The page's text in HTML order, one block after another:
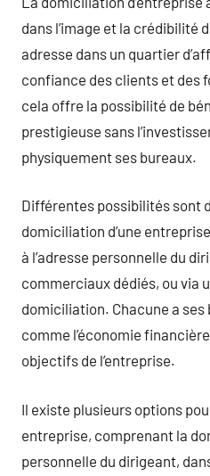
dans l’image et la crédibilité
adresse dans un quartier
confiance des clients et des
cela offre la possibilité de
prestigieuse sans
physiquement ses bureaux.
Différentes possibilités sont
domiciliation d’une
à l’adresse personnelle du
commerciaux dédiés, ou via
domiciliation. Chacune a
comme l’économie
objectifs de l’entreprise.
Il existe plusieurs options
entreprise, comprenant la
personnelle du dirigeant,